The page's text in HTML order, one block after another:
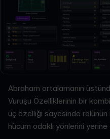
Abraham ortalamanın
Vuruşu Özelliklerinin bir
üç özelliği sayesinde
hücum odaklı yönlerini